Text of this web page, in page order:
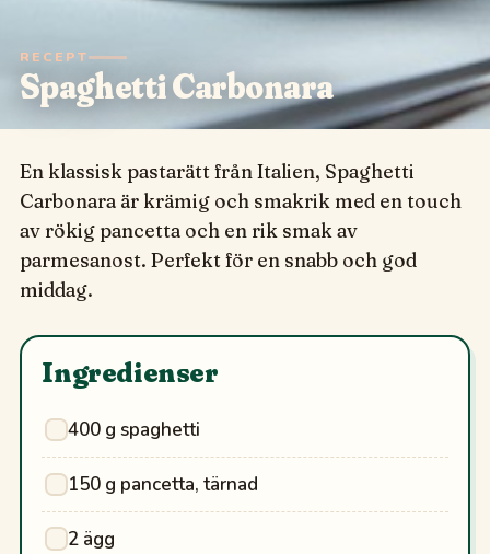
RECEPT
Spaghetti Carbonara
En klassisk pastarätt från Italien, Spaghetti
Carbonara är krämig och smakrik med en touch
av rökig pancetta och en rik smak av
parmesanost. Perfekt för en snabb och god
middag.
Ingredienser
400 g spaghetti
150 g pancetta, tärnad
2 ägg